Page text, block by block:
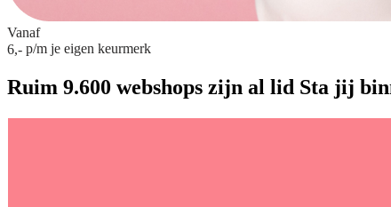
Vanaf
6,- p/m je eigen keurmerk
Ruim 9.600 webshops zijn al lid Sta jij